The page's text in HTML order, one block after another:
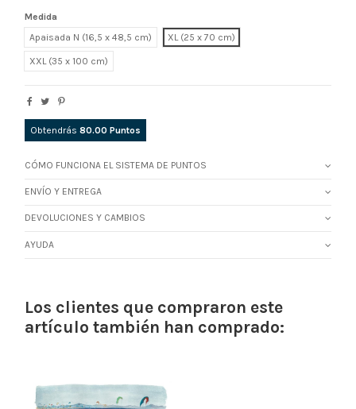
Medida
Apaisada N (16,5 x 48,5 cm)
XL
XXL
Obtendrás 80.00 Puntos
CÓMO FUNCIONA EL SISTEMA DE PUNTOS
ENVÍO Y ENTREGA
DEVOLUCIONES Y CAMBIOS
AYUDA
Los clientes que compraron este
artículo también han comprado: